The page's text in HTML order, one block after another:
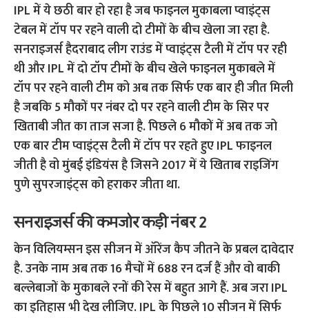
IPL में ये छठी बार हो रहा है जब फाइनल मुकाबला प्वाइंट्स
टेबल में टॉप पर रहने वाली दो टीमों के बीच खेला जा रहा है.
सनराइजर्स हैदराबाद लीग राउंड में प्वाइंट्स टैली में टॉप पर रही
थी और IPL में दो टॉप टीमों के बीच खेले फाइनल मुकाबले में
टॉप पर रहने वाली टीम को अब तक सिर्फ एक बार ही जीत मिली
है जबकि 5 मौकों पर नंबर दो पर रहने वाली टीम के सिर पर
खिताबी जीत का ताज सजा है. पिछले 6 मौकों में अब तक जो
एक बार टीम प्वाइंट्स टैली में टॉप पर रहते हुए IPL फाइनल
जीती है वो मुंबई इंडियंस है जिसने 2017 में ये खिताब राइजिंग
पुणे सुपरजाइंट्स को हराकर जीता था.
सनराइजर्स की कमजोर कड़ी नंबर 2
केन विलियम्सन इस सीजन में ऑरेंज कैप जीतने के प्रबल दावेदार
है. उनके नाम अब तक 16 मैचों में 688 रन दर्ज हैं और वो बाकी
बल्लेबाजों के मुकाबले रनों की रेस में बहुत आगे हैं. अब जरा IPL
का इतिहास भी देख लीजिए. IPL के पिछले 10 सीजन में सिर्फ